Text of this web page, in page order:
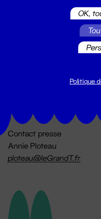
billetterie@leGrandT.fr
Du lundi au vendredi 14h →
Contact presse
Annie Ploteau
ploteau@leGrandT.fr
OK,
Politique